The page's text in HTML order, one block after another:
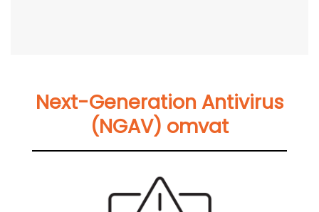
Next-Generation Antivirus
(NGAV) omvat